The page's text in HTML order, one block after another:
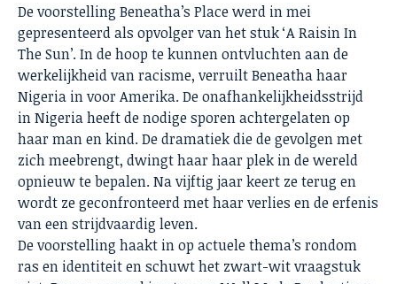
De voorstelling Beneatha’s Place werd in mei
gepresenteerd als opvolger van het stuk ‘A Raisin In
The Sun’. In de hoop te kunnen ontvluchten aan de
werkelijkheid van racisme, verruilt Beneatha haar
Nigeria in voor Amerika. De onafhankelijkheidsstrijd
in Nigeria heeft de nodige sporen achtergelaten op
haar man en kind. De dramatiek die de gevolgen met
zich meebrengt, dwingt haar haar plek in de wereld
opnieuw te bepalen. Na vijftig jaar keert ze terug en
wordt ze geconfronteerd met haar verlies en de erfenis
van een strijdvaardig leven.
De voorstelling haakt in op actuele thema’s rondom
ras en identiteit en schuwt het zwart-wit vraagstuk